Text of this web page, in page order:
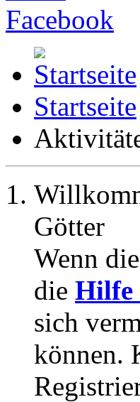
Startseite
Götter
Wenn
die Hilfe
sich
können.